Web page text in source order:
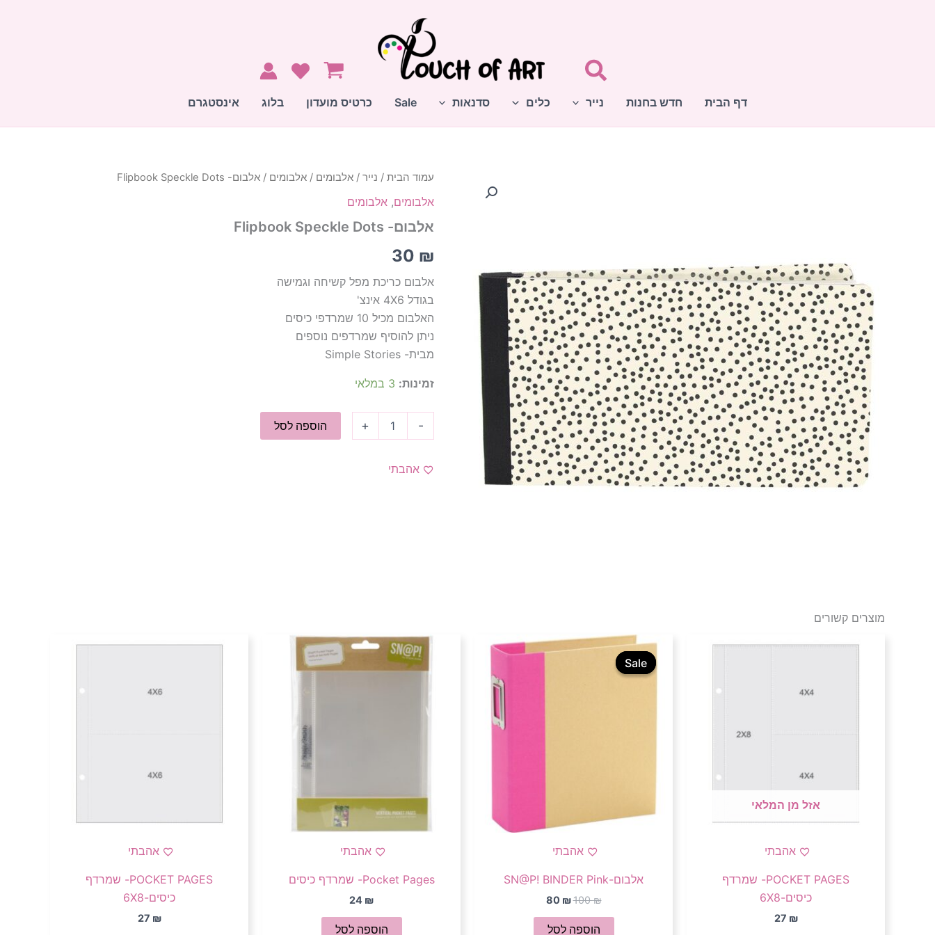
דף הבית חדש בחנות נייר כלים סדנאות Sale כרטיס מועדון בלוג אינסטגרם
עמוד הבית / נייר / אלבומים / אלבומים / אלבום- Flipbook Speckle Dots
אלבומים, אלבומים
אלבום- Flipbook Speckle Dots
30 ₪
אלבום כריכת מפל קשיחה וגמישה
בגודל 4X6 אינצ'
האלבום מכיל 10 שמרדפי כיסים
ניתן להוסיף שמרדפים נוספים
מבית- Simple Stories
זמינות: 3 במלאי
-
+ הוספה לסל
אהבתי
מוצרים קשורים
אזל מן המלאי
אהבתי
POCKET PAGES- שמרדף
כיסים-6X8
27 ₪
Sale
אהבתי
Sale
אלבום-SN@P! BINDER Pink
100₪
המחיר
המקורי
80 ₪
המחיר
הנוכחי
הוספה לסל
אהבתי
Pocket Pages- שמרדף כיסים
24 ₪
הוספה לסל
אהבתי
POCKET PAGES- שמרדף
כיסים-6X8
27 ₪